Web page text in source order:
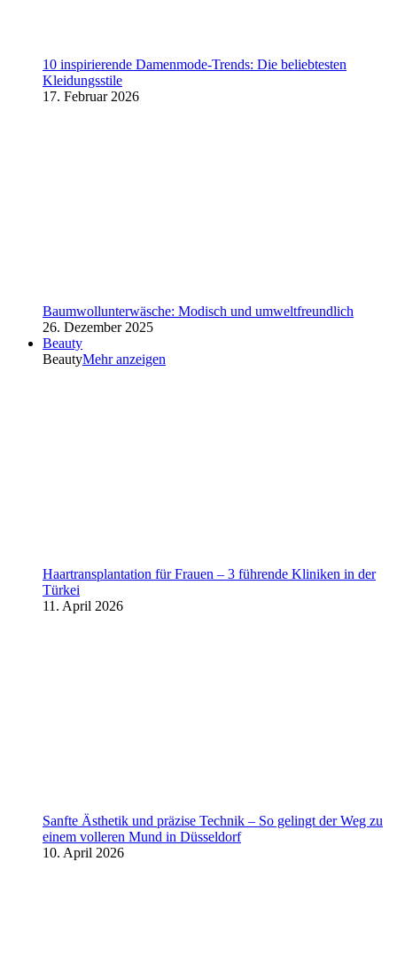
10 inspirierende Damenmode-Trends: Die beliebtesten
Kleidungsstile
17. Februar 2026
Baumwollunterwäsche: Modisch und umweltfreundlich
26. Dezember 2025
Beauty
BeautyMehr anzeigen
Haartransplantation für Frauen – 3 führende Kliniken in der
Türkei
11. April 2026
Sanfte Ästhetik und präzise Technik – So gelingt der Weg zu
einem volleren Mund in Düsseldorf
10. April 2026